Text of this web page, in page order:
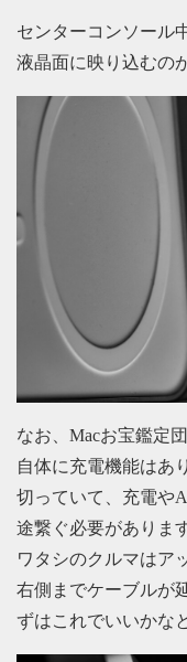
センターコンソール
液晶面に映り込むの
なお、Macお宝鑑定
自体に充電機能はあ
切っていて、充電や
途繋ぐ必要がありま
ワタシのクルマはア
右側までケーブルが
ずはこれでいいかな